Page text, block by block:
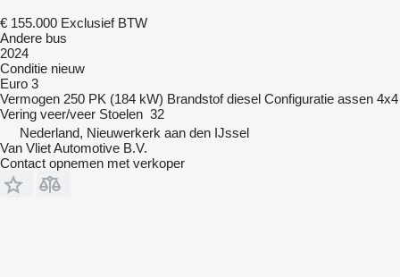
€ 155.000 Exclusief BTW
Andere bus
2024
Conditie nieuw
Euro 3
Vermogen 250 PK (184 kW) Brandstof diesel Configuratie assen 4x4
Vering veer/veer Stoelen 32
Nederland, Nieuwerkerk aan den IJssel
Van Vliet Automotive B.V.
Contact opnemen met verkoper